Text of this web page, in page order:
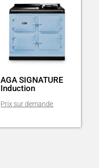
AGA SIGNATURE
Induction